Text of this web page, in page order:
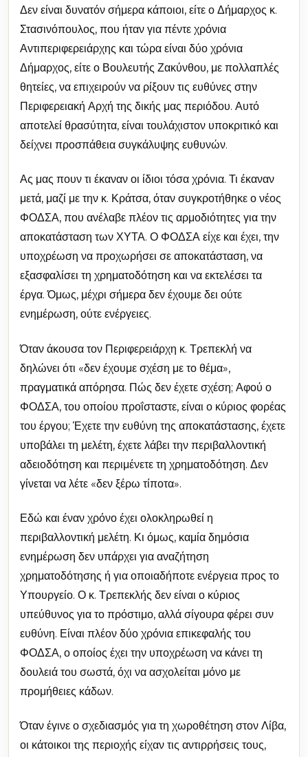
Δεν είναι δυνατόν σήμερα κάποιοι, είτε ο Δήμαρχος κ.
Στασινόπουλος, που ήταν για πέντε χρόνια
Αντιπεριφερειάρχης και τώρα είναι δύο χρόνια
Δήμαρχος, είτε ο Βουλευτής Ζακύνθου, με πολλαπλές
θητείες, να επιχειρούν να ρίξουν τις ευθύνες στην
Περιφερειακή Αρχή της δικής μας περιόδου. Αυτό
αποτελεί θρασύτητα, είναι τουλάχιστον υποκριτικό και
δείχνει προσπάθεια συγκάλυψης ευθυνών.
Ας μας πουν τι έκαναν οι ίδιοι τόσα χρόνια. Τι έκαναν
μετά, μαζί με την κ. Κράτσα, όταν συγκροτήθηκε ο νέος
ΦΟΔΣΑ, που ανέλαβε πλέον τις αρμοδιότητες για την
αποκατάσταση των ΧΥΤΑ. Ο ΦΟΔΣΑ είχε και έχει, την
υποχρέωση να προχωρήσει σε αποκατάσταση, να
εξασφαλίσει τη χρηματοδότηση και να εκτελέσει τα
έργα. Όμως, μέχρι σήμερα δεν έχουμε δει ούτε
ενημέρωση, ούτε ενέργειες.
Όταν άκουσα τον Περιφερειάρχη κ. Τρεπεκλή να
δηλώνει ότι «δεν έχουμε σχέση με το θέμα»,
πραγματικά απόρησα. Πώς δεν έχετε σχέση; Αφού ο
ΦΟΔΣΑ, του οποίου προΐσταστε, είναι ο κύριος φορέας
του έργου; Έχετε την ευθύνη της αποκατάστασης, έχετε
υποβάλει τη μελέτη, έχετε λάβει την περιβαλλοντική
αδειοδότηση και περιμένετε τη χρηματοδότηση. Δεν
γίνεται να λέτε «δεν ξέρω τίποτα».
Εδώ και έναν χρόνο έχει ολοκληρωθεί η
περιβαλλοντική μελέτη. Κι όμως, καμία δημόσια
ενημέρωση δεν υπάρχει για αναζήτηση
χρηματοδότησης ή για οποιαδήποτε ενέργεια προς το
Υπουργείο. Ο κ. Τρεπεκλής δεν είναι ο κύριος
υπεύθυνος για το πρόστιμο, αλλά σίγουρα φέρει συν
ευθύνη. Είναι πλέον δύο χρόνια επικεφαλής του
ΦΟΔΣΑ, ο οποίος έχει την υποχρέωση να κάνει τη
δουλειά του σωστά, όχι να ασχολείται μόνο με
προμήθειες κάδων.
Όταν έγινε ο σχεδιασμός για τη χωροθέτηση στον Λίβα,
οι κάτοικοι της περιοχής είχαν τις αντιρρήσεις τους,